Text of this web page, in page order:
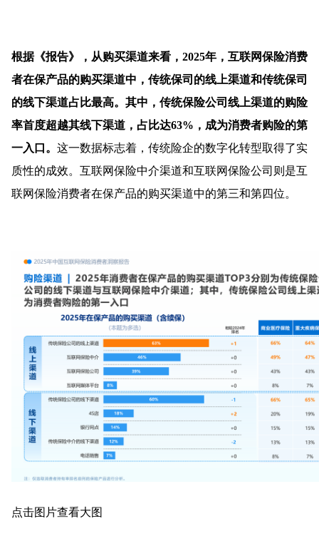
根据《报告》，从购买渠道来看，2025年，互联网保险消费
者在保产品的购买渠道中，传统保司的线上渠道和传统保司
的线下渠道占比最高。其中，传统保险公司线上渠道的购险
率首度超越其线下渠道，占比达63%，成为消费者购险的第
一入口。 这一数据标志着，传统险企的数字化转型取得了实
质性的成效。互联网保险中介渠道和互联网保险公司则是互
联网保险消费者在保产品的购买渠道中的第三和第四位。
点击图片查看大图